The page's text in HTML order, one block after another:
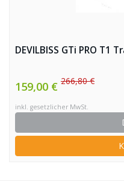
DEVILBISS GTi PRO T1
159,00 € 266,80 €
inkl. gesetzlicher MwSt.